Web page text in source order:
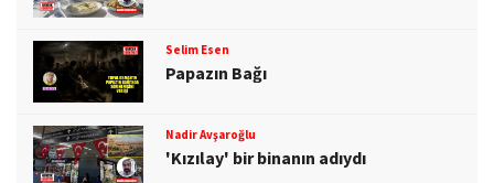
Selim Esen
Papazın Bağı
Nadir Avşaroğlu
'Kızılay' bir binanın adıydı